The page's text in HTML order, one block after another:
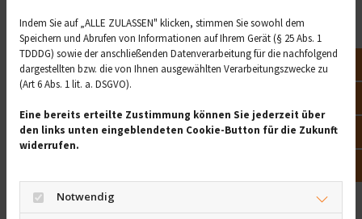
Indem Sie auf „ALLE ZULASSEN" klicken, stimmen Sie sowohl dem
Speichern und Abrufen von Informationen auf Ihrem Gerät (§ 25 Abs. 1
TDDDG) sowie der anschließenden Datenverarbeitung für die nachfolgend
dargestellten bzw. die von Ihnen ausgewählten Verarbeitungszwecke zu
(Art 6 Abs. 1 lit. a. DSGVO).
Eine bereits erteilte Zustimmung können Sie jederzeit über
den links unten eingeblendeten Cookie-Button für die Zukunft
widerrufen.
Notwendig